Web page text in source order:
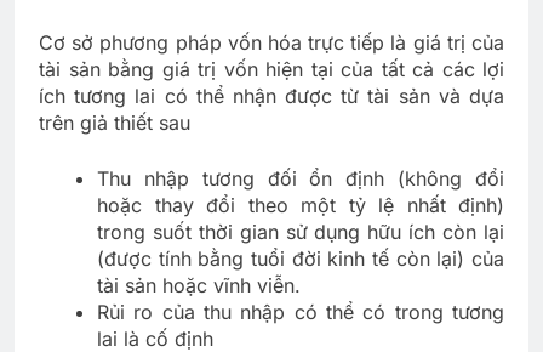
Cơ sở phương pháp vốn hóa trực tiếp là giá trị của
tài sản bằng giá trị vốn hiện tại của tất cả các lợi
ích tương lai có thể nhận được từ tài sản và dựa
trên giả thiết sau
Thu nhập tương đối ổn định (không đổi
hoặc thay đổi theo một tỷ lệ nhất định)
trong suốt thời gian sử dụng hữu ích còn lại
(được tính bằng tuổi đời kinh tế còn lại) của
tài sản hoặc vĩnh viễn.
Rủi ro của thu nhập có thể có trong tương
lai là cố định